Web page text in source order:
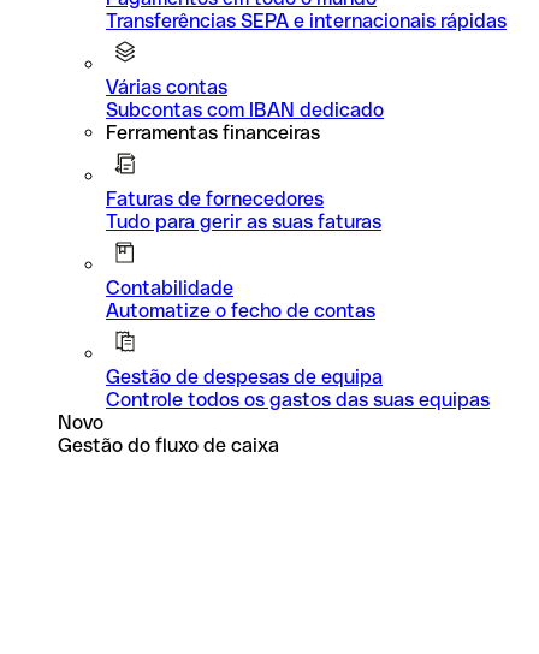
Transferências SEPA e internacionais rápidas
Várias contas
Subcontas com IBAN dedicado
Ferramentas financeiras
Faturas de fornecedores
Tudo para gerir as suas faturas
Contabilidade
Automatize o fecho de contas
Gestão de despesas de equipa
Controle todos os gastos das suas equipas
Novo
Gestão do fluxo de caixa